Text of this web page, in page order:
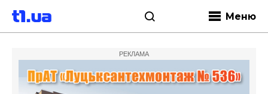
Меню
РЕКЛАМА